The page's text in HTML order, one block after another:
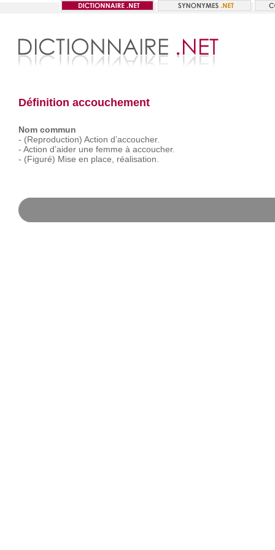
Définition accouchement
Nom commun
- (Reproduction) Action d’accoucher.
- Action d’aider une femme à accoucher.
- (Figuré) Mise en place, réalisation.